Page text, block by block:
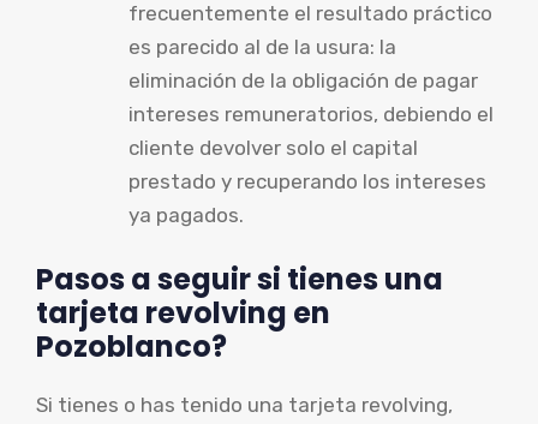
frecuentemente el resultado práctico
es parecido al de la usura: la
eliminación de la obligación de pagar
intereses remuneratorios, debiendo el
cliente devolver solo el capital
prestado y recuperando los intereses
ya pagados.
Pasos a seguir si tienes una
tarjeta revolving en
Pozoblanco?
Si tienes o has tenido una tarjeta revolving,